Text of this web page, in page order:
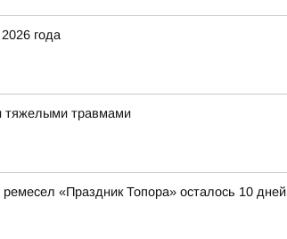
года
тяжелыми травмами
«Праздник Топора» осталось 10